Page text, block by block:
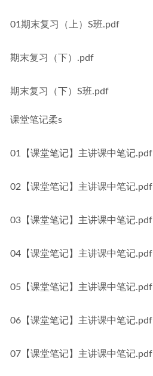
01期末复习（上）S班.pdf
期末复习（下）.pdf
期末复习（下）S班.pdf
课堂笔记柔s
01【课堂笔记】主讲课中笔记.pdf
02【课堂笔记】主讲课中笔记.pdf
03【课堂笔记】主讲课中笔记.pdf
04【课堂笔记】主讲课中笔记.pdf
05【课堂笔记】主讲课中笔记.pdf
06【课堂笔记】主讲课中笔记.pdf
07【课堂笔记】主讲课中笔记.pdf